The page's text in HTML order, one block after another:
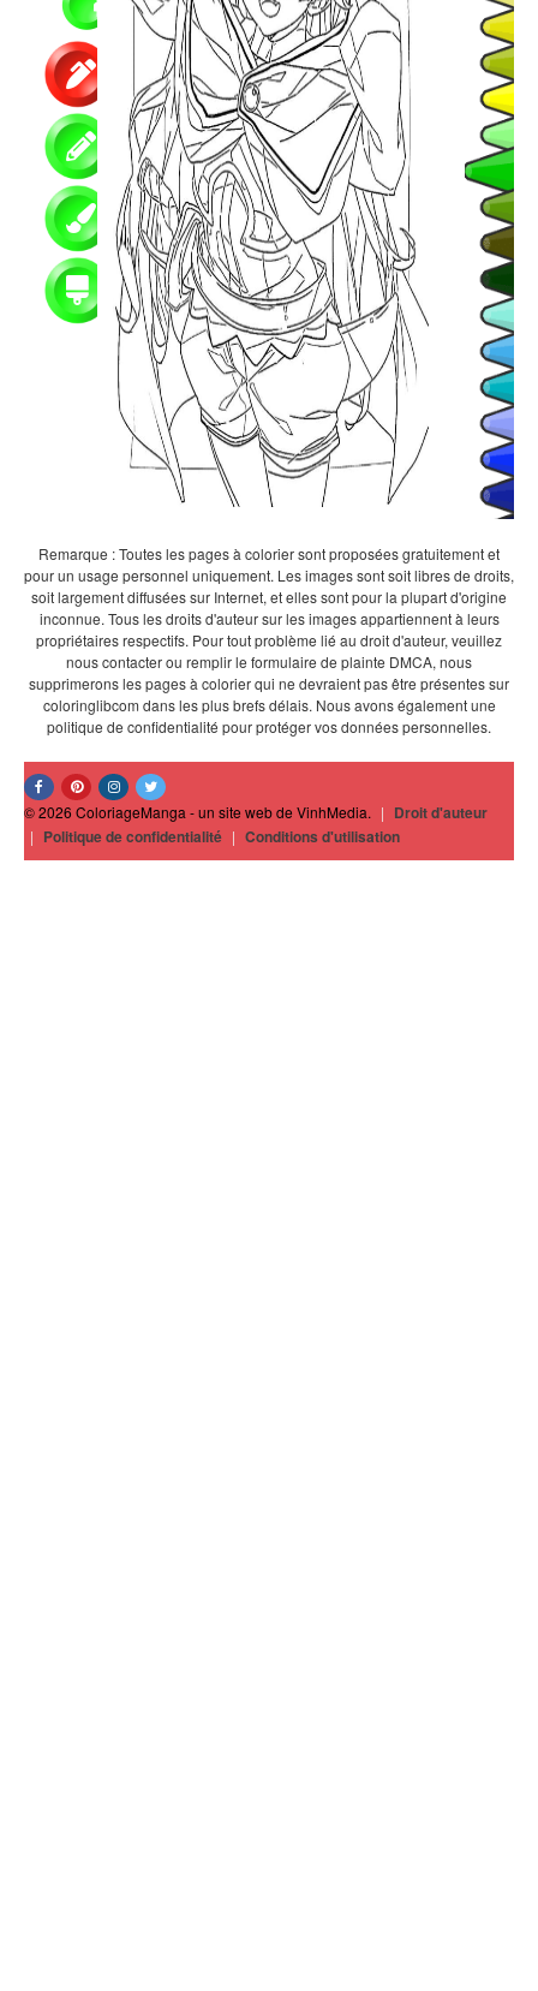
Remarque : Toutes les pages à colorier sont proposées gratuitement et
pour un usage personnel uniquement. Les images sont soit libres de droits,
soit largement diffusées sur Internet, et elles sont pour la plupart d'origine
inconnue. Tous les droits d'auteur sur les images appartiennent à leurs
propriétaires respectifs. Pour tout problème lié au droit d'auteur, veuillez
nous contacter ou remplir le formulaire de plainte DMCA, nous
supprimerons les pages à colorier qui ne devraient pas être présentes sur
coloringlibcom dans les plus brefs délais. Nous avons également une
politique de confidentialité pour protéger vos données personnelles.
© 2026 ColoriageManga - un site web de VinhMedia. | Droit d'auteur
| Politique de confidentialité | Conditions d'utilisation